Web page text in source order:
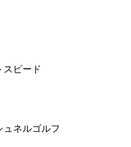
ピード
ネルゴルフ